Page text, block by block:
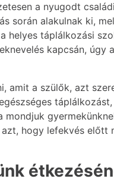
a nyugodt
során alakulnak ki,
helyes táplálkozási
kapcsán, úgy
a szülők, azt
hogy lefekvés előtt